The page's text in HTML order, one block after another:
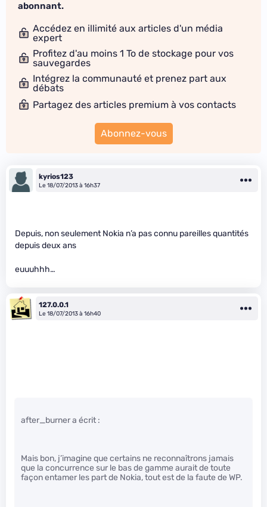
abonnant.
Accédez en illimité aux articles d'un média
expert
Profitez d'au moins 1 To de stockage pour vos
sauvegardes
Intégrez la communauté et prenez part aux
débats
Partagez des articles premium à vos contacts
Abonnez-vous
kyrios123
Le 18/07/2013 à 16h37
Depuis, non seulement Nokia n’a pas connu pareilles quantités
depuis deux ans
euuuhhh…
127.0.0.1
Le 18/07/2013 à 16h40
after_burner a écrit :
Mais bon, j’imagine que certains ne reconnaîtrons jamais
que la concurrence sur le bas de gamme aurait de toute
façon entamer les part de Nokia, tout est de la faute de WP.